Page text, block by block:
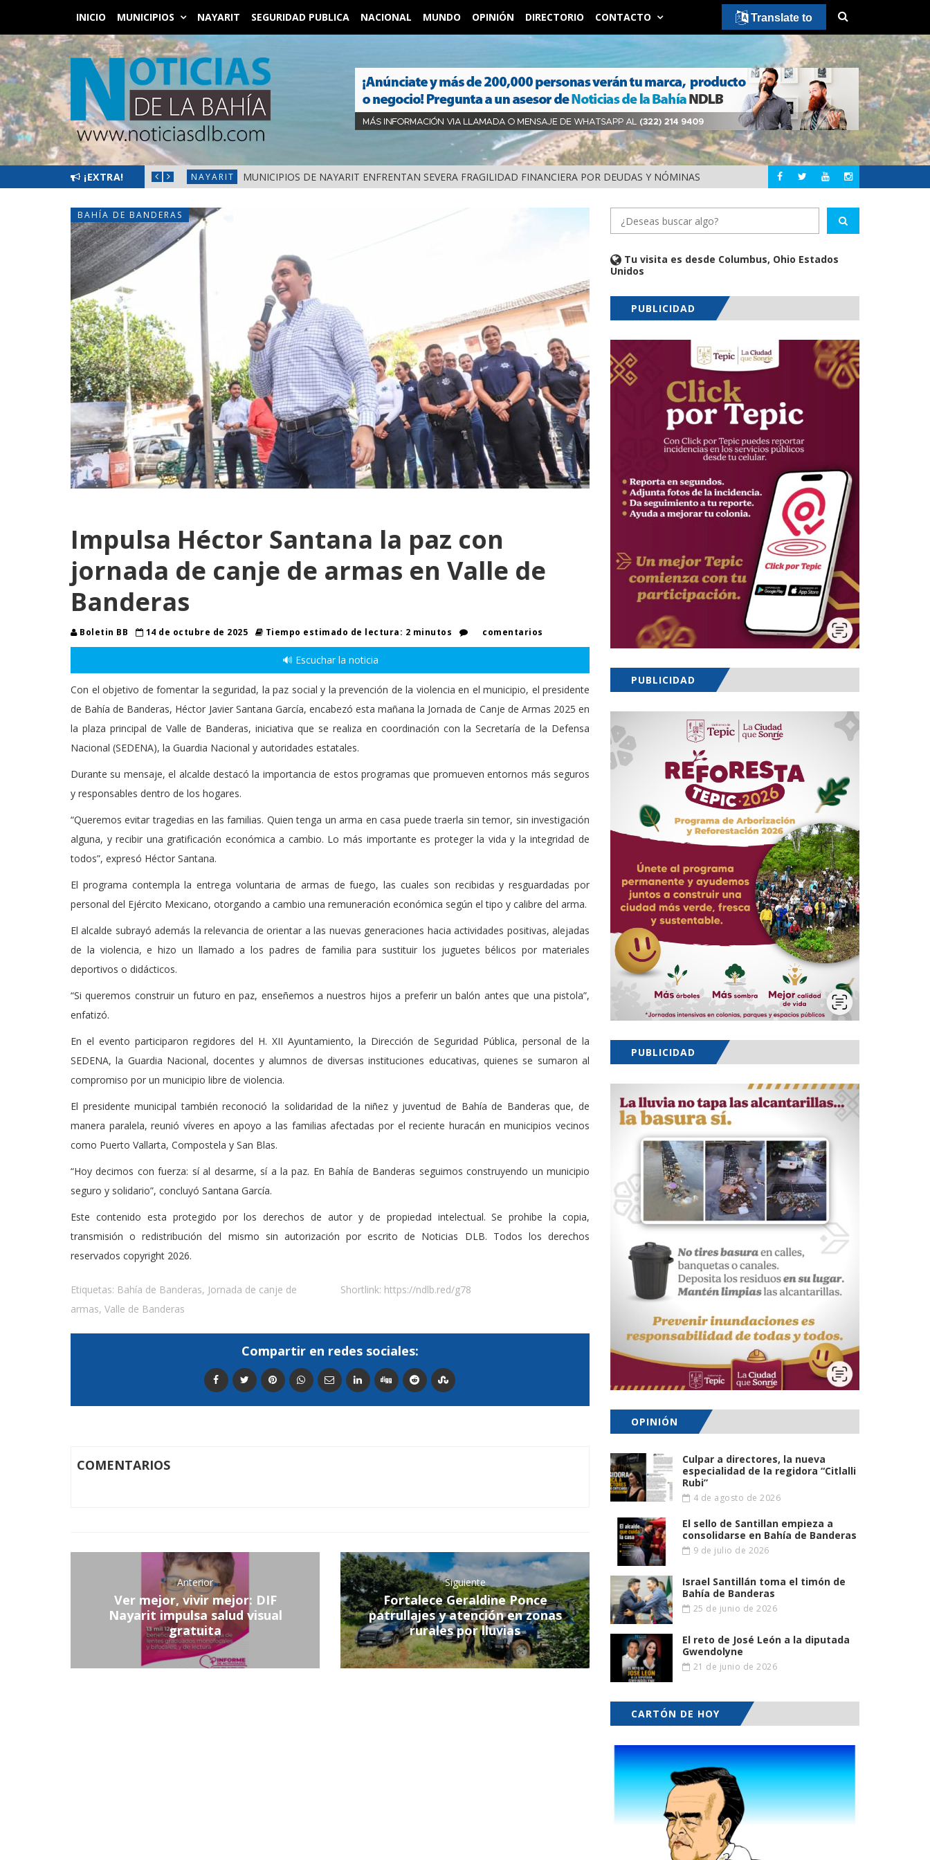
INICIO MUNICIPIOS NAYARIT SEGURIDAD PUBLICA NACIONAL MUNDO OPINIÓN DIRECTORIO CONTACTO
¡EXTRA!
FRONTERAS DE NAYARIT NAYARIT MUNICIPIOS DE NAYARIT ENFRENTAN SEVERA FRAGILIDAD FINANCIERA POR DEUDAS Y NÓMINAS NACIONAL DETIENEN AL
BAHÍA DE BANDERAS
Impulsa Héctor Santana la paz con
jornada de canje de armas en Valle de
Banderas
Boletin BB 14 de octubre de 2025 Tiempo estimado de lectura: 2 minutos comentarios
🔊 Escuchar la noticia
Con el objetivo de fomentar la seguridad, la paz social y la prevención de la violencia en el municipio, el presidente
de Bahía de Banderas, Héctor Javier Santana García, encabezó esta mañana la Jornada de Canje de Armas 2025 en
la plaza principal de Valle de Banderas, iniciativa que se realiza en coordinación con la Secretaría de la Defensa
Nacional (SEDENA), la Guardia Nacional y autoridades estatales.
Durante su mensaje, el alcalde destacó la importancia de estos programas que promueven entornos más seguros
y responsables dentro de los hogares.
“Queremos evitar tragedias en las familias. Quien tenga un arma en casa puede traerla sin temor, sin investigación
alguna, y recibir una gratificación económica a cambio. Lo más importante es proteger la vida y la integridad de
todos”, expresó Héctor Santana.
El programa contempla la entrega voluntaria de armas de fuego, las cuales son recibidas y resguardadas por
personal del Ejército Mexicano, otorgando a cambio una remuneración económica según el tipo y calibre del arma.
El alcalde subrayó además la relevancia de orientar a las nuevas generaciones hacia actividades positivas, alejadas
de la violencia, e hizo un llamado a los padres de familia para sustituir los juguetes bélicos por materiales
deportivos o didácticos.
“Si queremos construir un futuro en paz, enseñemos a nuestros hijos a preferir un balón antes que una pistola”,
enfatizó.
En el evento participaron regidores del H. XII Ayuntamiento, la Dirección de Seguridad Pública, personal de la
SEDENA, la Guardia Nacional, docentes y alumnos de diversas instituciones educativas, quienes se sumaron al
compromiso por un municipio libre de violencia.
El presidente municipal también reconoció la solidaridad de la niñez y juventud de Bahía de Banderas que, de
manera paralela, reunió víveres en apoyo a las familias afectadas por el reciente huracán en municipios vecinos
como Puerto Vallarta, Compostela y San Blas.
“Hoy decimos con fuerza: sí al desarme, sí a la paz. En Bahía de Banderas seguimos construyendo un municipio
seguro y solidario”, concluyó Santana García.
Este contenido esta protegido por los derechos de autor y de propiedad intelectual. Se prohibe la copia,
transmisión o redistribución del mismo sin autorización por escrito de Noticias DLB. Todos los derechos
reservados copyright 2026.
Etiquetas: Bahía de Banderas, Jornada de canje de
armas, Valle de Banderas
Shortlink: https://ndlb.red/g78
Compartir en redes sociales:
COMENTARIOS
Anterior
Ver mejor, vivir mejor: DIF
Nayarit impulsa salud visual
gratuita
Siguiente
Fortalece Geraldine Ponce
patrullajes y atención en zonas
rurales por lluvias
Tu visita es desde Columbus, Ohio Estados
Unidos
PUBLICIDAD
PUBLICIDAD
PUBLICIDAD
OPINIÓN
Culpar a directores, la nueva
especialidad de la regidora “Citlalli
Rubi”
4 de agosto de 2026
El sello de Santillan empieza a
consolidarse en Bahía de Banderas
9 de julio de 2026
Israel Santillán toma el timón de
Bahía de Banderas
25 de junio de 2026
El reto de José León a la diputada
Gwendolyne
21 de junio de 2026
CARTÓN DE HOY
Translate to